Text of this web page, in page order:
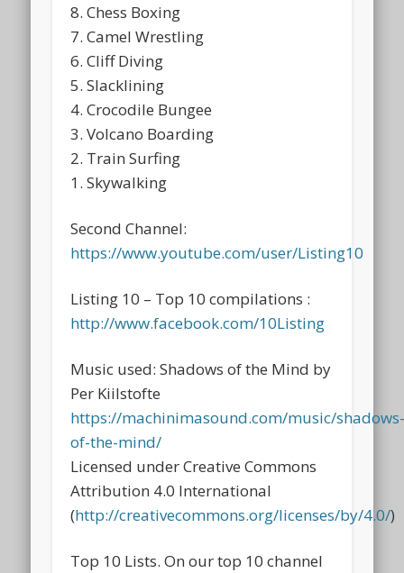
8. Chess Boxing
7. Camel Wrestling
6. Cliff Diving
5. Slacklining
4. Crocodile Bungee
3. Volcano Boarding
2. Train Surfing
1. Skywalking
Second Channel:
https://www.youtube.com/user/Listing10
Listing 10 – Top 10 compilations :
http://www.facebook.com/10Listing
Music used: Shadows of the Mind by
Per Kiilstofte
https://machinimasound.com/music/
of-the-mind/
Licensed under Creative Commons
Attribution 4.0 International
(http://creativecommons.org/licenses/by/4.0/)
Top 10 Lists. On our top 10 channel